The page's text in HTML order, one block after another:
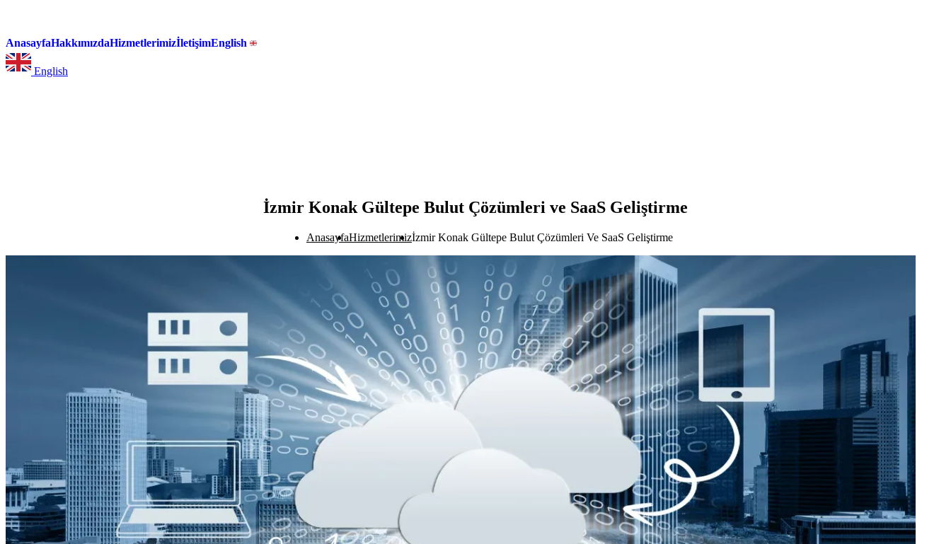
AnasayfaHakkımızdaHizmetlerimizİletişimEnglish
English
İzmir Konak Gültepe Bulut Çözümleri ve SaaS Geliştirme
AnasayfaHizmetlerimizİzmir Konak Gültepe Bulut Çözümleri Ve SaaS Geliştirme